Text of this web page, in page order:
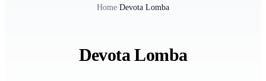
Home/Devota Lomba
Devota Lomba